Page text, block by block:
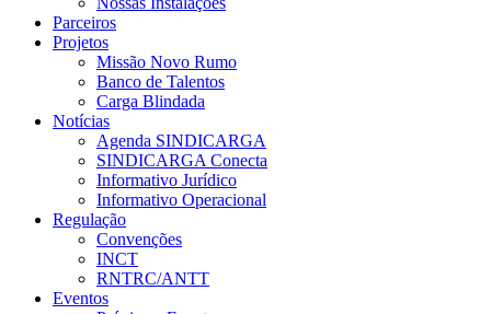
Parceiros
Projetos
Missão Novo Rumo
Banco de Talentos
Carga Blindada
Notícias
Agenda SINDICARGA
SINDICARGA Conecta
Informativo Jurídico
Informativo Operacional
Regulação
Convenções
INCT
RNTRC/ANTT
Eventos